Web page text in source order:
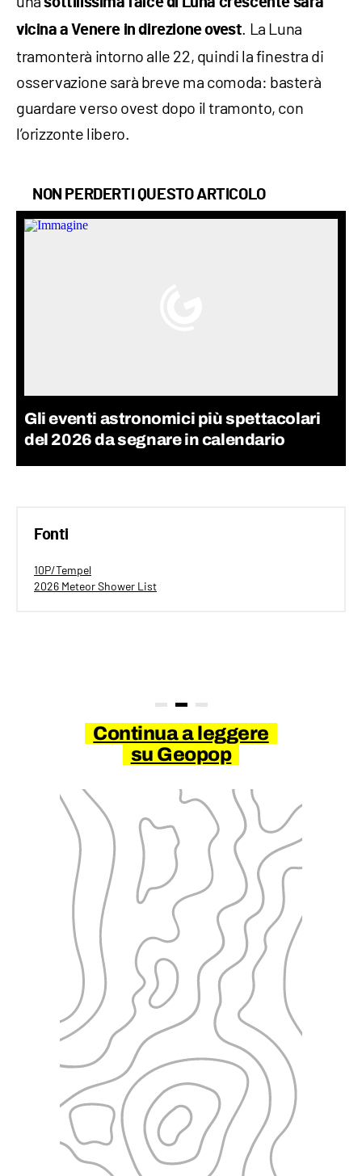
vicina a Venere in direzione ovest. La Luna
tramonterà intorno alle 22, quindi la finestra di
osservazione sarà breve ma comoda: basterà
guardare verso ovest dopo il tramonto, con
l’orizzonte libero.
NON PERDERTI QUESTO ARTICOLO
Gli eventi astronomici più spettacolari
del 2026 da segnare in calendario
Fonti
10P/Tempel
2026 Meteor Shower List
Continua a leggere
su Geopop